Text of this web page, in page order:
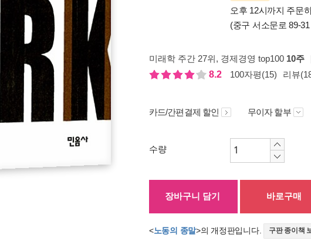
오후 12시까지 주문
(중구 서소문로 89-
미래학 주간 27위, 경제경영 top100 10주
8.2
100자평(15) 리뷰
카드/간편결제 할인 무이자 할부
수량
장바구니 담기 바로구매
<노동의 종말>의 개정판입니다. 구판 종이책